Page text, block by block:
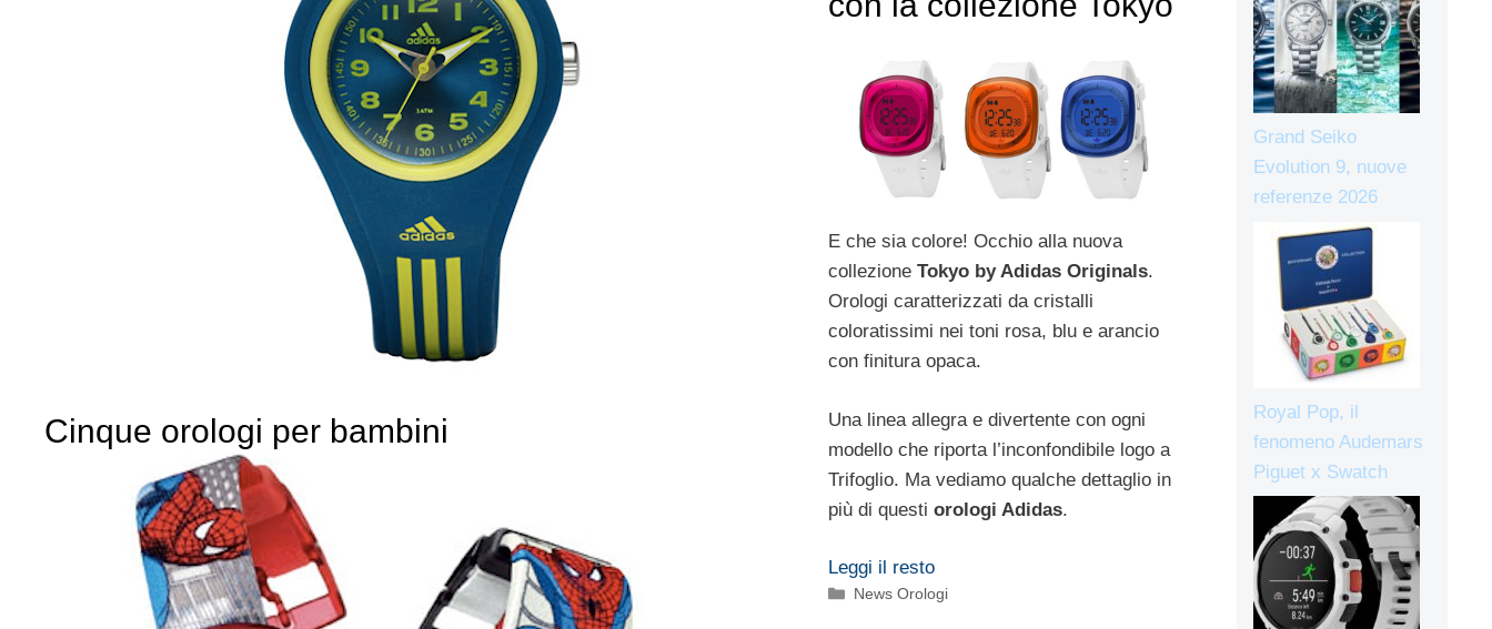
Cinque orologi per bambini
E che sia colore! Occhio alla nuova
collezioneTokyo by Adidas Originals.
Orologi caratterizzati da cristalli
coloratissimi nei toni rosa, blu e arancio
con finitura opaca.
Una linea allegra e divertente con ogni
modello che riporta l’inconfondibile logo a
Trifoglio. Ma vediamo qualche dettaglio in
più di questiorologi Adidas.
Leggi il resto
Categorie
News Orologi
Grand Seiko
Evolution 9, nuove
referenze 2026
Royal Pop, il
fenomeno Audemars
Piguet x Swatch